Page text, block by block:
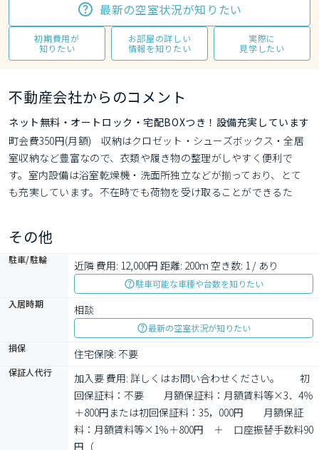
最新の空室状況が知りたい
初期費用が
知りたい
お部屋の詳しい
情報を知りたい
実際に
見学したい
不動産会社からのコメント
ネット無料・オートロック・宅配BOXつき！設備充実しています
町会費350円(月額)　収納はクロゼット・シューズボックス・全居
室収納など豊富なので、衣類や履き物の整理がしやすく便利で
す。室内設備は浴室乾燥機・洗面所独立などが揃っており、とて
も充実しています。不在時でも荷物を受け取ることができるた
いるので安心して暮らせます。お湯を沸かし直せる追い焚き
その他
駐車/駐輪 近隣 費用: 12,000円 距離: 200m 空き数: 1 / あり
駐車可能な車種や台数を知りたい
入居時期
相談
最新の空室状況が知りたい
損保
住宅保険: 不要
保証人代行
加入要 費用: 詳しくはお問い合わせください。　　初
回保証料：不要　　月額保証料：月額賃料等×3．4％
＋800円または初回保証料：35，000円　　月額保証
料：月額賃料等×1％＋800円　＋　口座振替手数料90
円（